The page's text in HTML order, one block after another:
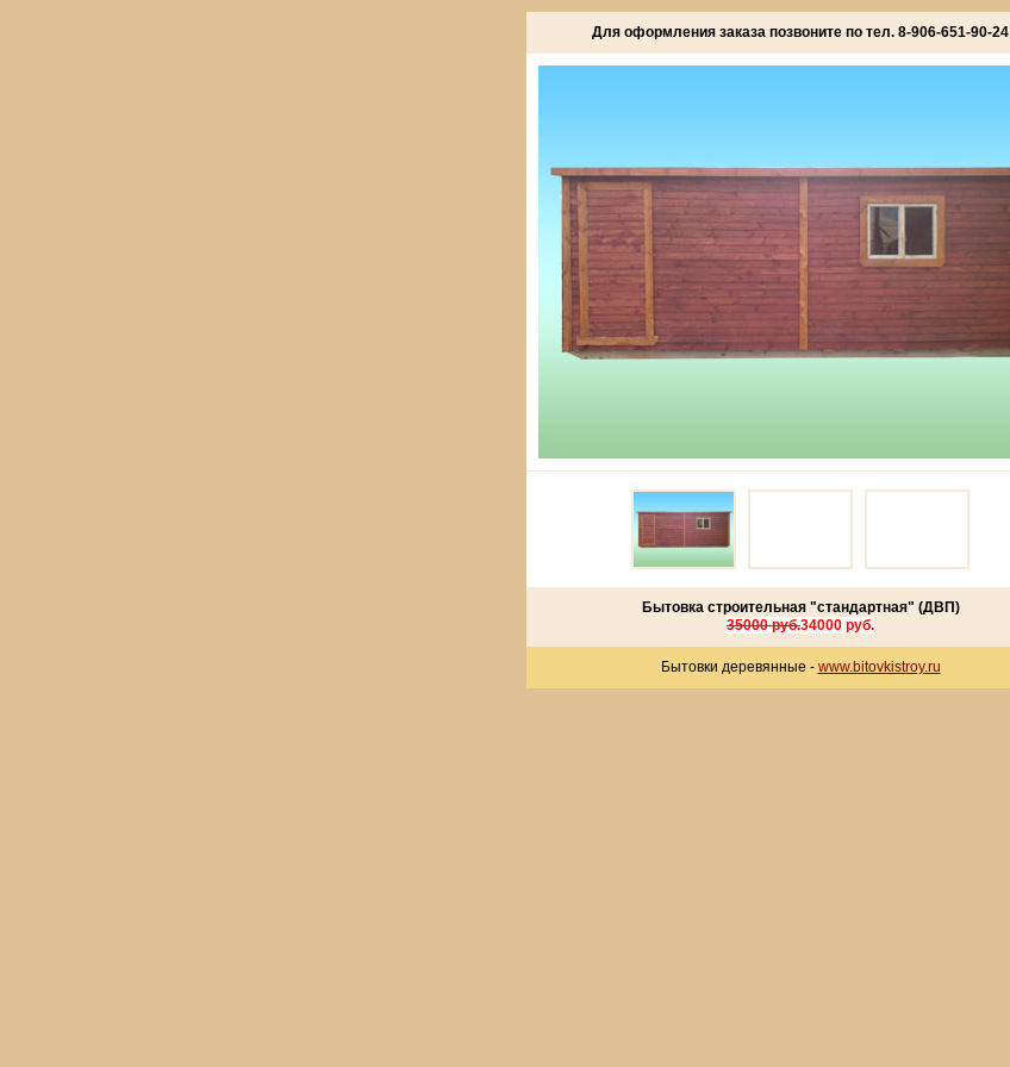
Для оформления заказа позвоните по тел. 8-906-651-90-24
Бытовка строительная "стандартная" (ДВП)
35000 руб.34000 руб.
Бытовки деревянные - www.bitovkistroy.ru